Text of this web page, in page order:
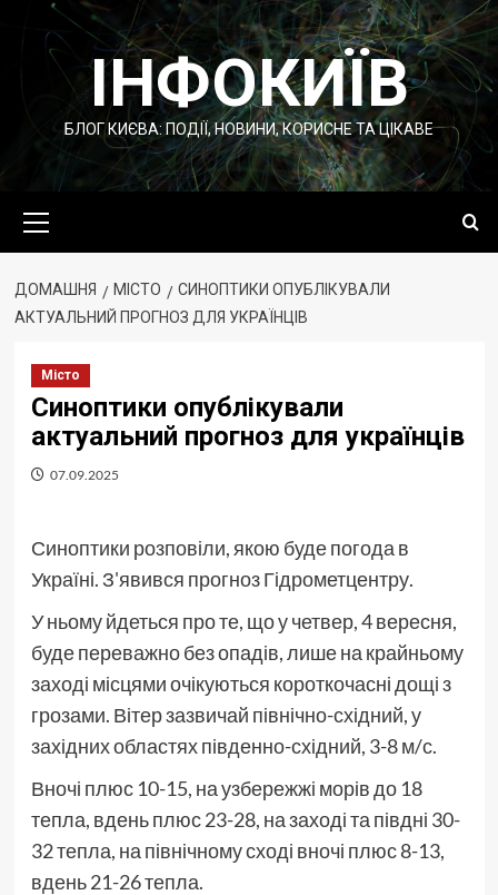
Перейти
ІНФОКИЇВ
БЛОГ КИЄВА: ПОДІЇ, НОВИНИ, КОРИСНЕ ТА ЦІКАВЕ
меню
ДОМАШНЯ МІСТО
СИНОПТИКИ ОПУБЛІКУВАЛИ
АКТУАЛЬНИЙ ПРОГНОЗ ДЛЯ УКРАЇНЦІВ
Місто
Синоптики опублікували
актуальний прогноз для українців
07.09.2025
Синоптики розповіли, якою буде погода в
Україні. З'явився прогноз Гідрометцентру.
У ньому йдеться про те, що у четвер, 4 вересня,
буде переважно без опадів, лише на крайньому
заході місцями очікуються короткочасні дощі з
грозами. Вітер зазвичай північно-східний, у
західних областях південно-східний, 3-8 м/с.
Вночі плюс 10-15, на узбережжі морів до 18
тепла, вдень плюс 23-28, на заході та півдні 30-
32 тепла, на північному сході вночі плюс 8-13,
вдень 21-26 тепла.